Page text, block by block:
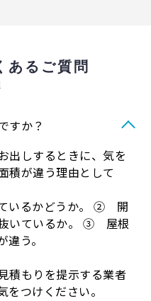
あるご質問
すか？
出しするときに、気を
積が違う理由として
いるかどうか。 ② 開
いているか。 ③ 屋根
う。
積もりを提示する業者
つけください。